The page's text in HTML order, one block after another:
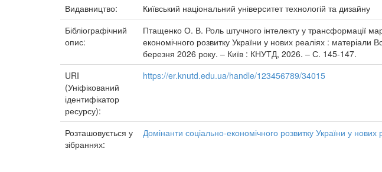
Видавництво:
Київський національний університет технологій та дизайну
Бібліографічний
опис:
Птащенко О. В. Роль штучного інтелекту у трансформації
економічного розвитку України у нових реаліях : матеріали
березня 2026 року. – Київ : КНУТД, 2026. – С. 145-147.
URI
(Уніфікований
ідентифікатор
ресурсу):
https://er.knutd.edu.ua/handle/123456789/34015
Розташовується у
зібраннях:
Домінанти соціально-економічного розвитку України у нових